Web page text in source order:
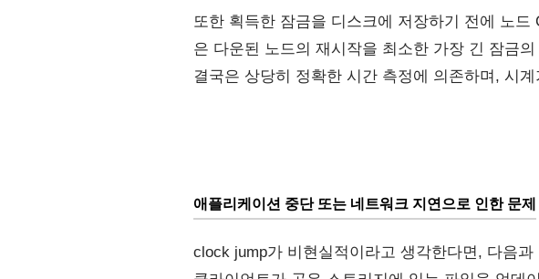
또한 획득한 잠금을 디스크에 저장하기 전에 노
은 다운된 노드의 재시작을 최소한 가장 긴 잠금
결국은 상당히 정확한 시간 측정에 의존하며, 시
애플리케이션 중단 또는 네트워크 지연으로 인한 문제
clock jump가 비현실적이라고 생각한다면, 다음